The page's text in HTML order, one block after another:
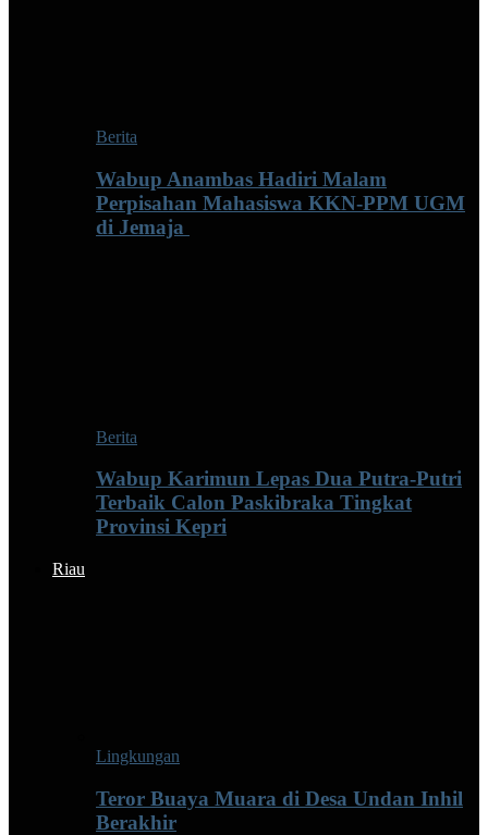
Berita
Wabup Anambas Hadiri Malam
Perpisahan Mahasiswa KKN-PPM UGM
di Jemaja ‎
Berita
Wabup Karimun Lepas Dua Putra-Putri
Terbaik Calon Paskibraka Tingkat
Provinsi Kepri
Riau
Lingkungan
Teror Buaya Muara di Desa Undan Inhil
Berakhir